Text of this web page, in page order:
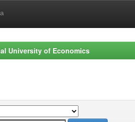
University of Economics